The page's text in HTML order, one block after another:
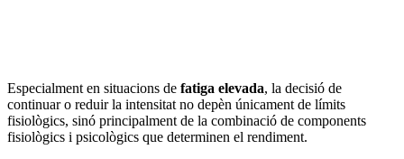
Especialment en situacions de fatiga elevada, la decisió de
continuar o reduir la intensitat no depèn únicament de límits
fisiològics, sinó principalment de la combinació de components
fisiològics i psicològics que determinen el rendiment.